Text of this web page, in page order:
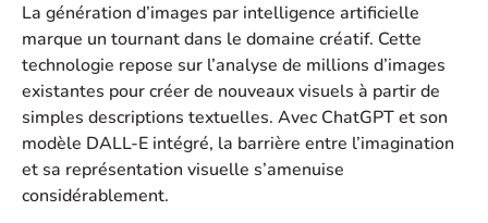
La génération d’images par intelligence artificielle
marque un tournant dans le domaine créatif. Cette
technologie repose sur l’analyse de millions d’images
existantes pour créer de nouveaux visuels à partir de
simples descriptions textuelles. Avec ChatGPT et son
modèle DALL-E intégré, la barrière entre l’imagination
et sa représentation visuelle s’amenuise
considérablement.